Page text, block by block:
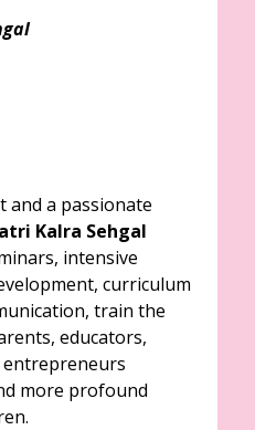
and a passionate
Kalra Sehgal
intensive
curriculum
train the
educators,
more profound